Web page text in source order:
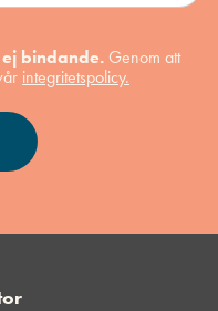
ej bindande. Genom att
integritetspolicy.